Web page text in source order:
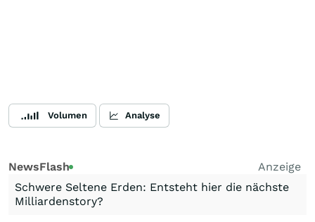
Volumen Analyse
NewsFlash
Anzeige
Schwere Seltene Erden: Entsteht hier die nächste
Milliardenstory?